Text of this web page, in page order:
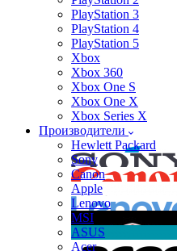
PlayStation 3
PlayStation 4
PlayStation 5
Xbox
Xbox 360
Xbox One S
Xbox One X
Xbox Series X
Производители
Hewlett Packard
Sony
Canon
Apple
Lenovo
MSI
ASUS
Acer